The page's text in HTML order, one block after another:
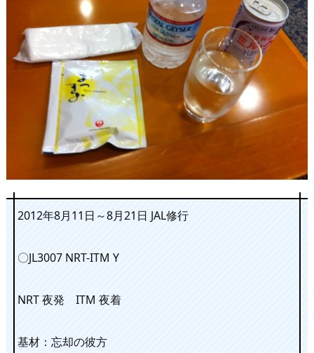
2012年8月11日～8月21日 JAL修行
〇JL3007 NRT-ITM Y
NRT 夜発 ITM 夜着
基材：忘却の彼方